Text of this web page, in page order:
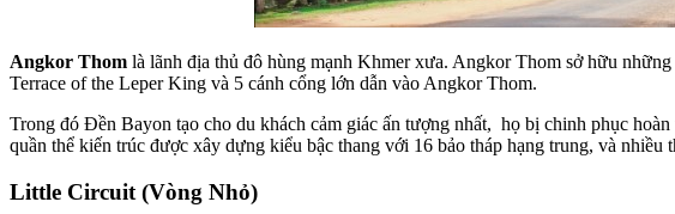
Angkor Thom là lãnh địa thủ đô hùng mạnh Khmer xưa. Angkor Thom sở hữu
Terrace of the Leper King và 5 cánh cổng lớn dẫn vào Angkor Thom.
Trong đó Đền Bayon tạo cho du khách cảm giác ấn tượng nhất, họ bị chinh phục
quần thể kiến trúc được xây dựng kiểu bậc thang với 16 bảo tháp hạng trung, và nhiều
Little Circuit (Vòng Nhỏ)